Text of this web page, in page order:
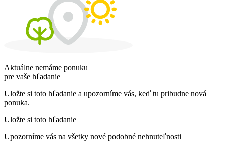
Aktuálne nemáme ponuku
pre vaše hľadanie
Uložte si toto hľadanie a upozorníme vás, keď tu pribudne nová
ponuka.
Uložte si toto hľadanie
Upozorníme vás na všetky nové podobné nehnuteľnosti